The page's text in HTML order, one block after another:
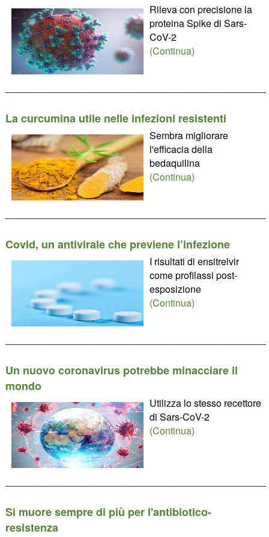
Rileva con precisione la
proteina Spike di Sars-
CoV-2
(Continua)
La curcumina utile nelle infezioni resistenti
Sembra migliorare
l'efficacia della
bedaquilina
(Continua)
Covid, un antivirale che previene l’infezione
I risultati di ensitrelvir
come profilassi post-
esposizione
(Continua)
Un nuovo coronavirus potrebbe minacciare il
mondo
Utilizza lo stesso recettore
di Sars-CoV-2
(Continua)
Si muore sempre di più per l'antibiotico-
resistenza